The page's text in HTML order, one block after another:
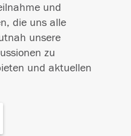
und
die uns alle
unsere
zu
und aktuellen